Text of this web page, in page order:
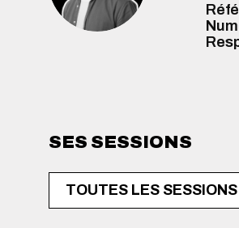
SES SESSIONS
TOUTES LES SESSIONS